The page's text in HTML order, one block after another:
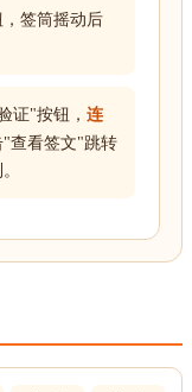
，签筒摇动后
证"按钮， 连
查看签文"跳转